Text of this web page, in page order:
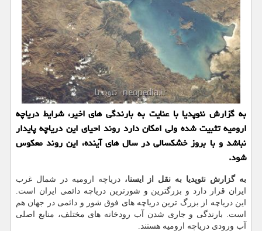
به گزارش نئوپدیا با عنایت به بارندگی های اخیر، شرایط دریاچه
ارومیه تثبیت شده ولی امكان دارد روند احیای این دریاچه پایدار
نباشد و با بروز خشكسالی در سال های آینده، این روند معكوس
شود.
به گزارش نئوپدیا به نقل از ایسنا،دریاچه ارومیه در شمال غرب
ایران قرار دارد و بزرگترین و شورترین دریاچه دائمی ایران است.
این دریاچه از بزرگ ترین دریاچه های فوق شور و دائمی در جهان هم
است. بارندگی و جاری شدن آب رودخانه های مختلف، منابع اصلی
آب ورودی دریاچه ارومیه هستند.